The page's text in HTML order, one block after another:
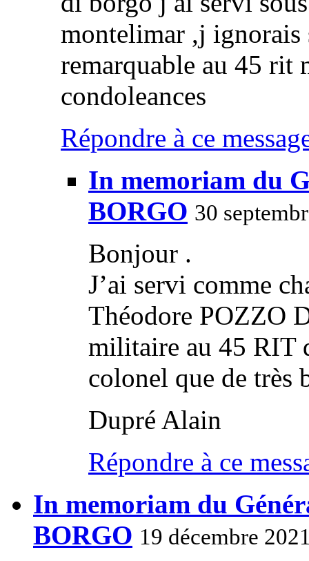
montelimar ,j
remarquable au 45 rit
condoleances
Répondre à ce
In memoriam du
BORGO 30
Bonjour .
J’ai servi comme
Théodore POZZO
militaire au 45 RIT
colonel que de très
Dupré Alain
Répondre à ce
In memoriam du
BORGO 19 décembre